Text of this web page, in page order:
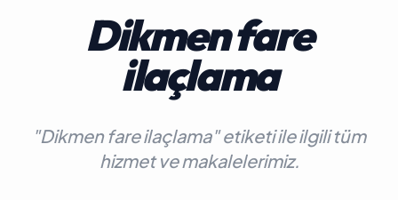
Dikmen fare
ilaçlama
"Dikmen fare ilaçlama" etiketi ile ilgili tüm
hizmet ve makalelerimiz.